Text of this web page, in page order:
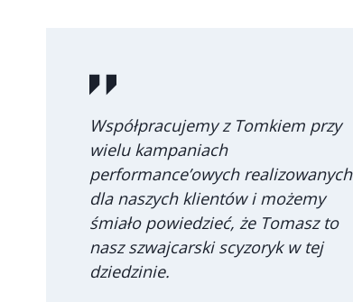
Współpracujemy z Tomkiem przy
wielu kampaniach
performance’owych realizowanych
dla naszych klientów i możemy
śmiało powiedzieć, że Tomasz to
nasz szwajcarski scyzoryk w tej
dziedzinie.